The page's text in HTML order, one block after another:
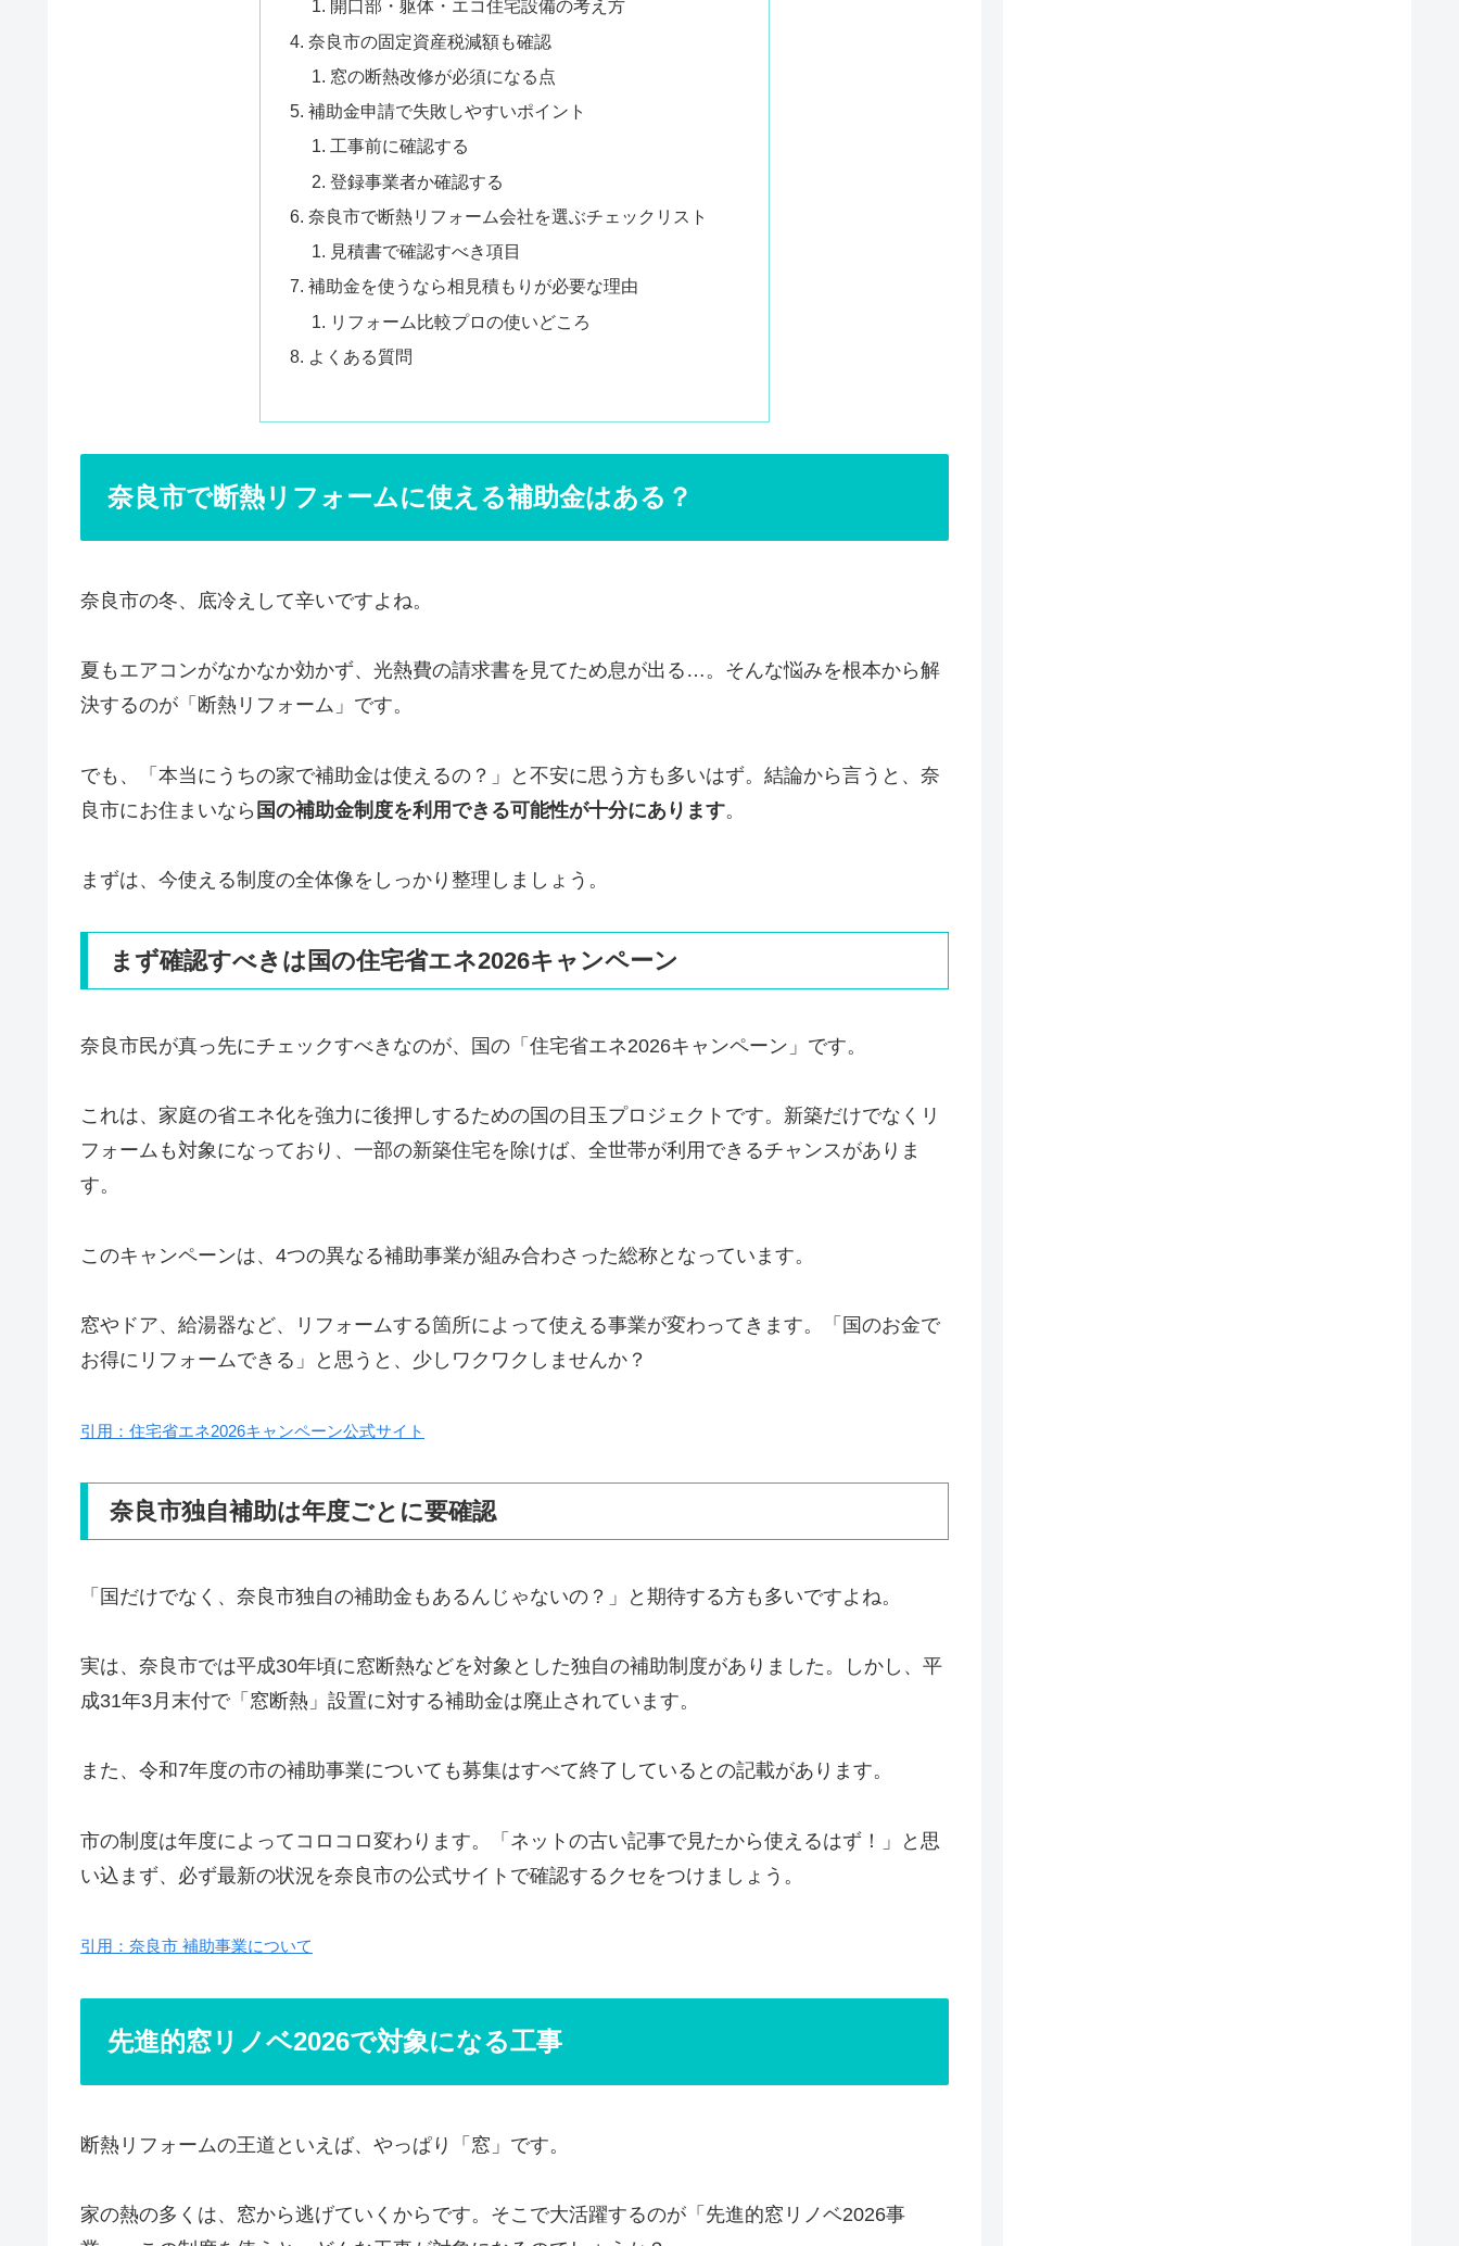
開口部・躯体・エコ住宅設備の考え方
奈良市の固定資産税減額も確認
窓の断熱改修が必須になる点
補助金申請で失敗しやすいポイント
工事前に確認する
登録事業者か確認する
奈良市で断熱リフォーム会社を選ぶチェックリスト
見積書で確認すべき項目
補助金を使うなら相見積もりが必要な理由
リフォーム比較プロの使いどころ
よくある質問
奈良市で断熱リフォームに使える補助金はある？
奈良市の冬、底冷えして辛いですよね。
夏もエアコンがなかなか効かず、光熱費の請求書を見てため息が出る…。そんな悩みを根本から解
決するのが「断熱リフォーム」です。
でも、「本当にうちの家で補助金は使えるの？」と不安に思う方も多いはず。結論から言うと、奈
良市にお住まいなら 国の補助金制度を利用できる可能性が十分にあります。
まずは、今使える制度の全体像をしっかり整理しましょう。
まず確認すべきは国の住宅省エネ2026キャンペーン
奈良市民が真っ先にチェックすべきなのが、国の「住宅省エネ2026キャンペーン」です。
これは、家庭の省エネ化を強力に後押しするための国の目玉プロジェクトです。新築だけでなくリ
フォームも対象になっており、一部の新築住宅を除けば、全世帯が利用できるチャンスがありま
す。
このキャンペーンは、4つの異なる補助事業が組み合わさった総称となっています。
窓やドア、給湯器など、リフォームする箇所によって使える事業が変わってきます。「国のお金で
お得にリフォームできる」と思うと、少しワクワクしませんか？
引用：住宅省エネ2026キャンペーン公式サイト
奈良市独自補助は年度ごとに要確認
「国だけでなく、奈良市独自の補助金もあるんじゃないの？」と期待する方も多いですよね。
実は、奈良市では平成30年頃に窓断熱などを対象とした独自の補助制度がありました。しかし、平
成31年3月末付で「窓断熱」設置に対する補助金は廃止されています。
また、令和7年度の市の補助事業についても募集はすべて終了しているとの記載があります。
市の制度は年度によってコロコロ変わります。「ネットの古い記事で見たから使えるはず！」と思
い込まず、必ず最新の状況を奈良市の公式サイトで確認するクセをつけましょう。
引用：奈良市 補助事業について
先進的窓リノベ2026で対象になる工事
断熱リフォームの王道といえば、やっぱり「窓」です。
家の熱の多くは、窓から逃げていくからです。そこで大活躍するのが「先進的窓リノベ2026事